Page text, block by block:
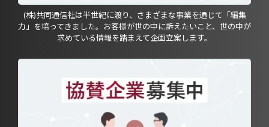
(株)共同通信社は半世紀に渡り、さまざまな事業を通じて「編集
力」を培ってきました。お客様が世の中に訴えたいこと、世の中が
求めている情報を踏まえて企画立案します。